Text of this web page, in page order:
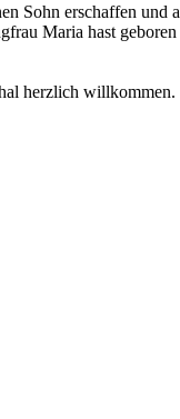
Sohn erschaffen
Maria hast geboren
herzlich willkommen.